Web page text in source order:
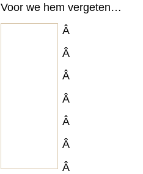
Voor we hem vergeten…
Â
Â
Â
Â
Â
Â
Â